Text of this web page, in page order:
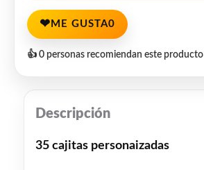
❤ ME GUSTA0
👍 0 personas recomiendan este producto
Descripción
35 cajitas personaizadas